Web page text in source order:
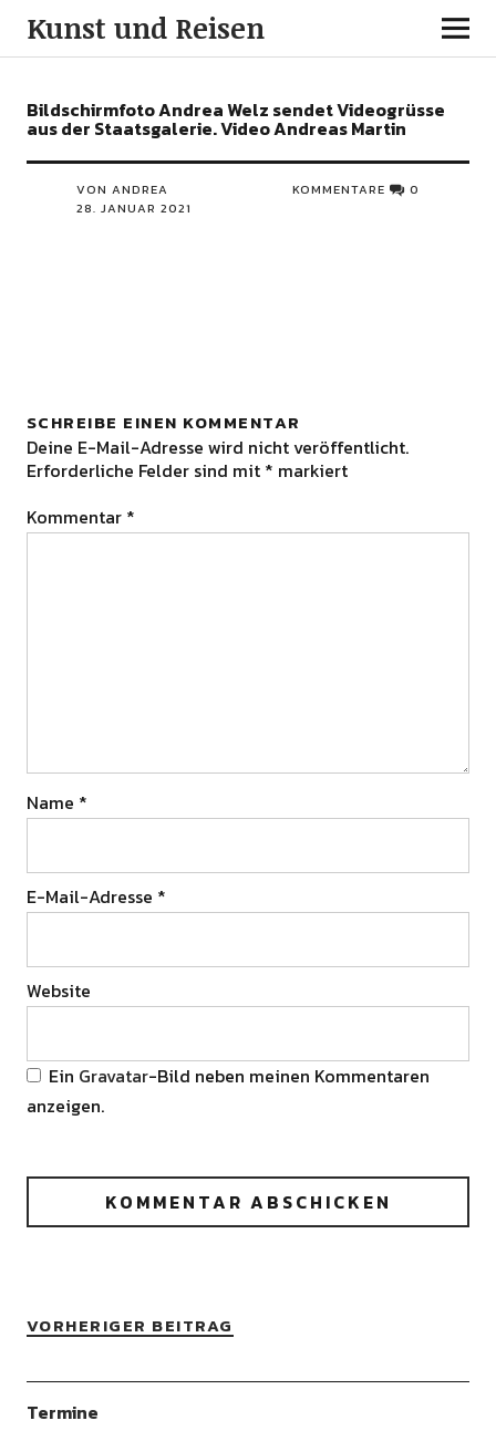
Kunst und Reisen
Bildschirmfoto Andrea Welz sendet Videogrüsse
aus der Staatsgalerie. Video Andreas Martin
VON ANDREA
28. JANUAR 2021
KOMMENTARE 0
SCHREIBE EINEN KOMMENTAR
Deine E-Mail-Adresse wird nicht veröffentlicht.
Erforderliche Felder sind mit * markiert
Kommentar *
Name *
E-Mail-Adresse *
Website
Ein Gravatar-Bild neben meinen Kommentaren
anzeigen.
VORHERIGER BEITRAG
Termine